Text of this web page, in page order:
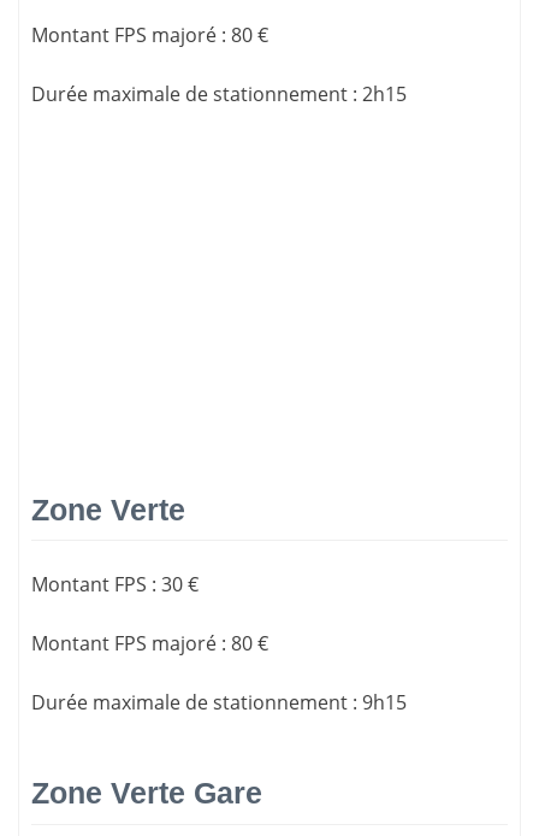
Montant FPS majoré : 80 €
Durée maximale de stationnement : 2h15
Zone Verte
Montant FPS : 30 €
Montant FPS majoré : 80 €
Durée maximale de stationnement : 9h15
Zone Verte Gare